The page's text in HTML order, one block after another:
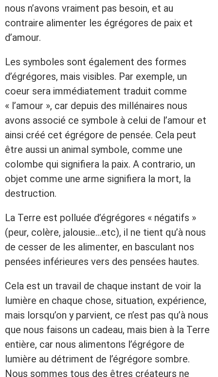
nous n’avons vraiment pas besoin, et au
contraire alimenter les égrégores de paix et
d’amour.
Les symboles sont également des formes
d’égrégores, mais visibles. Par exemple, un
coeur sera immédiatement traduit comme
« l’amour », car depuis des millénaires nous
avons associé ce symbole à celui de l’amour et
ainsi créé cet égrégore de pensée. Cela peut
être aussi un animal symbole, comme une
colombe qui signifiera la paix. A contrario, un
objet comme une arme signifiera la mort, la
destruction.
La Terre est polluée d’égrégores « négatifs »
(peur, colère, jalousie…etc), il ne tient qu’à nous
de cesser de les alimenter, en basculant nos
pensées inférieures vers des pensées hautes.
Cela est un travail de chaque instant de voir la
lumière en chaque chose, situation, expérience,
mais lorsqu’on y parvient, ce n’est pas qu’à nous
que nous faisons un cadeau, mais bien à la Terre
entière, car nous alimentons l’égrégore de
lumière au détriment de l’égrégore sombre.
Nous sommes tous des êtres créateurs ne